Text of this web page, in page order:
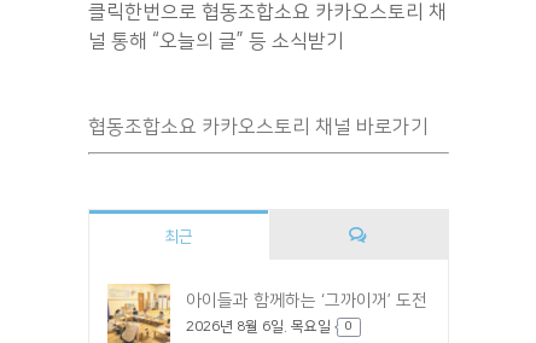
클릭한번으로 협동조합소요 카카오스토리 채
널 통해 “오늘의 글” 등 소식받기
협동조합소요 카카오스토리 채널 바로가기
최근
아이들과 함께하는 ‘그까이꺼’ 도전
2026년 8월 6일. 목요일 0